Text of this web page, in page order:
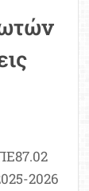
2026